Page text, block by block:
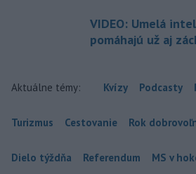
VIDEO: Umelá
pomáhajú už aj
Aktuálne témy: Kvízy Podcasty
Turizmus Cestovanie Rok
Dielo týždňa Referendum MS v